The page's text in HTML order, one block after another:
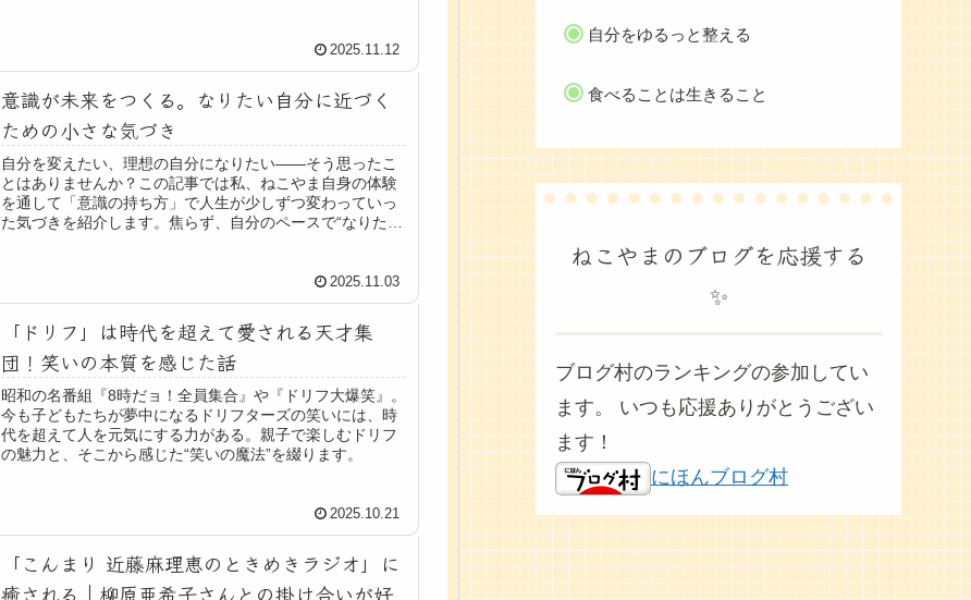
2025.11.12
意識が未来をつくる。なりたい自分に近づく
ための小さな気づき
自分を変えたい、理想の自分になりたい――そう思ったこ
とはありませんか？この記事では私、ねこやま自身の体験
を通して「意識の持ち方」で人生が少しずつ変わっていっ
た気づきを紹介します。焦らず、自分のペースで“なりたい
2025.11.03
「ドリフ」は時代を超えて愛される天才集
団！笑いの本質を感じた話
昭和の名番組『8時だョ！全員集合』や『ドリフ大爆笑』。
今も子どもたちが夢中になるドリフターズの笑いには、時
代を超えて人を元気にする力がある。親子で楽しむドリフ
の魅力と、そこから感じた“笑いの魔法”を綴ります。
2025.10.21
「こんまり 近藤麻理恵のときめきラジオ」に
癒される｜柳原亜希子さんとの掛け合いが好
自分をゆるっと整える
食べることは生きること
ねこやまのブログを応援する
✨
ブログ村のランキングの参加してい
ます。 いつも応援ありがとうござい
ます！
にほんブログ村